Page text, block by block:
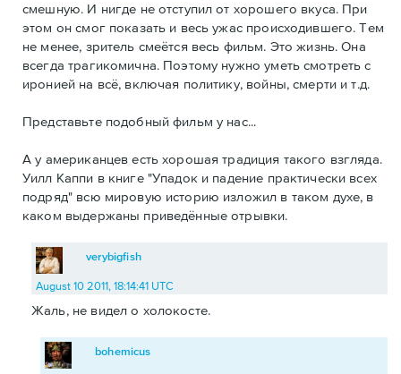
смешную. И нигде не отступил от хорошего вкуса. При
этом он смог показать и весь ужас происходившего. Тем
не менее, зритель смеётся весь фильм. Это жизнь. Она
всегда трагикомична. Поэтому нужно уметь смотреть с
иронией на всё, включая политику, войны, смерти и т.д.
Представьте подобный фильм у нас...
А у американцев есть хорошая традиция такого взгляда.
Уилл Каппи в книге "Упадок и падение практически всех
подряд" всю мировую историю изложил в таком духе, в
каком выдержаны приведённые отрывки.
verybigfish
August 10 2011, 18:14:41 UTC
Жаль, не видел о холокосте.
bohemicus